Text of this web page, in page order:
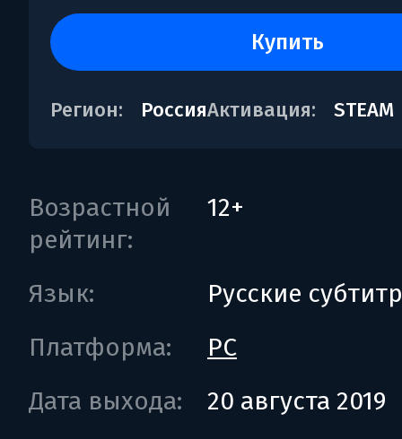
купить
Регион: РоссияАктивация: STEAM
Возрастной
рейтинг:
12+
Язык:
Русские
Платформа:
PC
Дата выхода:
20 августа 2019